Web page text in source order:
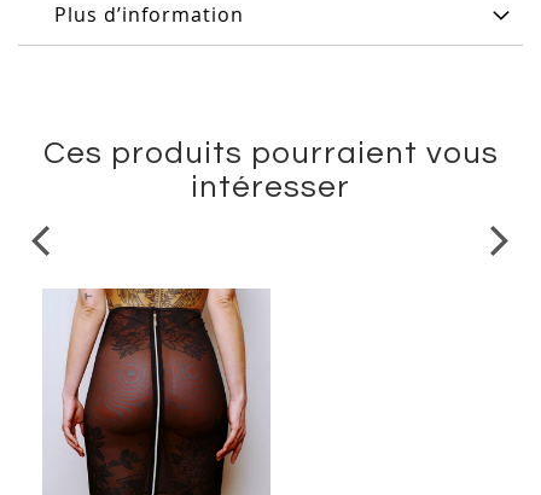
Plus d’information
Ces produits pourraient vous
intéresser